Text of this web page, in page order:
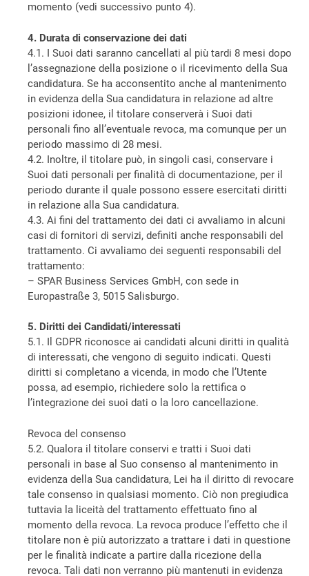
momento (vedi successivo punto 4).
4. Durata di conservazione dei dati
4.1. I Suoi dati saranno cancellati al più tardi 8 mesi dopo
l’assegnazione della posizione o il ricevimento della Sua
candidatura. Se ha acconsentito anche al mantenimento
in evidenza della Sua candidatura in relazione ad altre
posizioni idonee, il titolare conserverà i Suoi dati
personali fino all’eventuale revoca, ma comunque per un
periodo massimo di 28 mesi.
4.2. Inoltre, il titolare può, in singoli casi, conservare i
Suoi dati personali per finalità di documentazione, per il
periodo durante il quale possono essere esercitati diritti
in relazione alla Sua candidatura.
4.3. Ai fini del trattamento dei dati ci avvaliamo in alcuni
casi di fornitori di servizi, definiti anche responsabili del
trattamento. Ci avvaliamo dei seguenti responsabili del
trattamento:
– SPAR Business Services GmbH, con sede in
Europastraße 3, 5015 Salisburgo.
5. Diritti dei Candidati/interessati
5.1. Il GDPR riconosce ai candidati alcuni diritti in qualità
di interessati, che vengono di seguito indicati. Questi
diritti si completano a vicenda, in modo che l’Utente
possa, ad esempio, richiedere solo la rettifica o
l’integrazione dei suoi dati o la loro cancellazione.
Revoca del consenso
5.2. Qualora il titolare conservi e tratti i Suoi dati
personali in base al Suo consenso al mantenimento in
evidenza della Sua candidatura, Lei ha il diritto di revocare
tale consenso in qualsiasi momento. Ciò non pregiudica
tuttavia la liceità del trattamento effettuato fino al
momento della revoca. La revoca produce l’effetto che il
titolare non è più autorizzato a trattare i dati in questione
per le finalità indicate a partire dalla ricezione della
revoca. Tali dati non verranno più mantenuti in evidenza